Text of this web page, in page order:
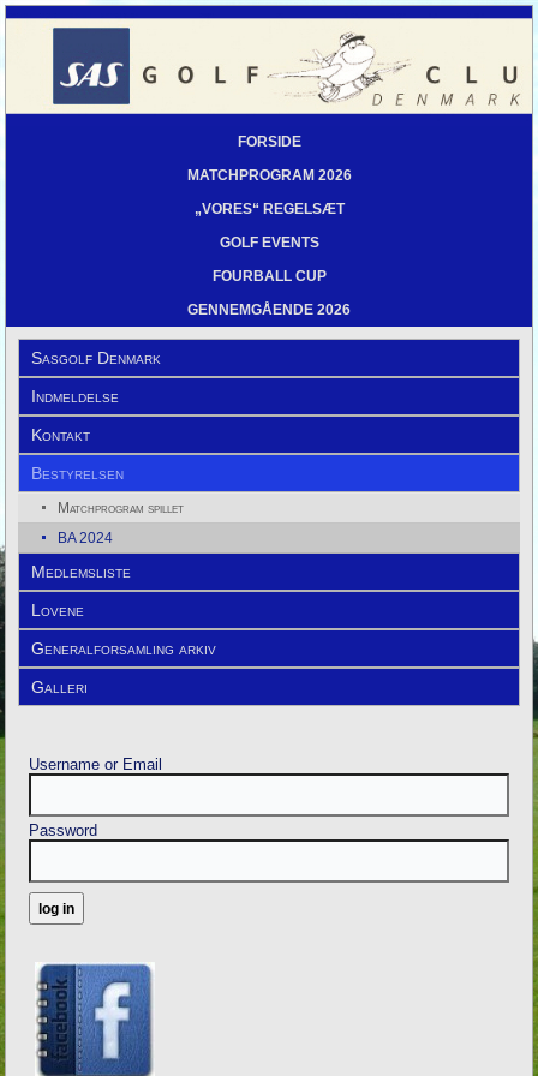
FORSIDE
MATCHPROGRAM 2026
„VORES“ REGELSÆT
GOLF EVENTS
FOURBALL CUP
GENNEMGÅENDE 2026
Sasgolf Denmark
Indmeldelse
Kontakt
Bestyrelsen
Matchprogram spillet
BA 2024
Medlemsliste
Lovene
Generalforsamling arkiv
Galleri
Username or Email
Password